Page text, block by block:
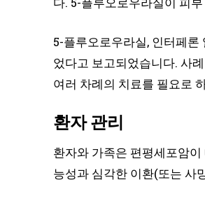
5-플루오로우라실, 인터페
었다고 보고되었습니다. 사
여러 차례의 치료를 필요로
환자 관리
환자와 가족은 편평세포암
능성과 심각한 이환(또는 사